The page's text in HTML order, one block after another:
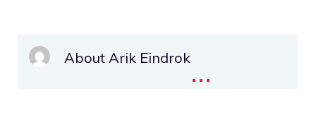
About Arik Eindrok...